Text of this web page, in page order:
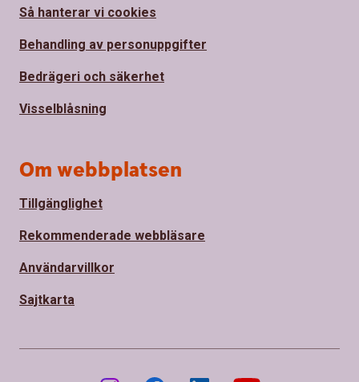
Så hanterar vi cookies
Behandling av personuppgifter
Bedrägeri och säkerhet
Visselblåsning
Om webbplatsen
Tillgänglighet
Rekommenderade webbläsare
Användarvillkor
Sajtkarta